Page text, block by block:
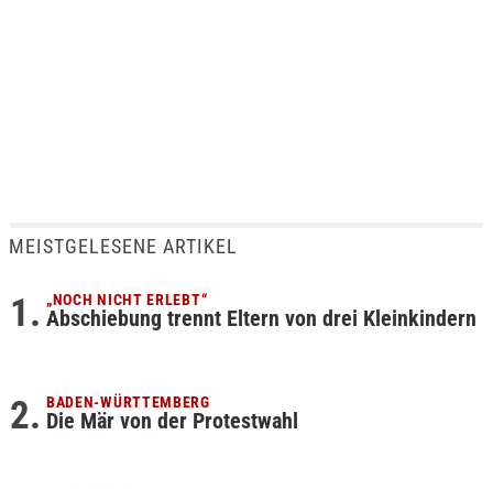
MEISTGELESENE ARTIKEL
„NOCH NICHT ERLEBT“
Abschiebung trennt Eltern von drei Kleinkindern
BADEN-WÜRTTEMBERG
Die Mär von der Protestwahl